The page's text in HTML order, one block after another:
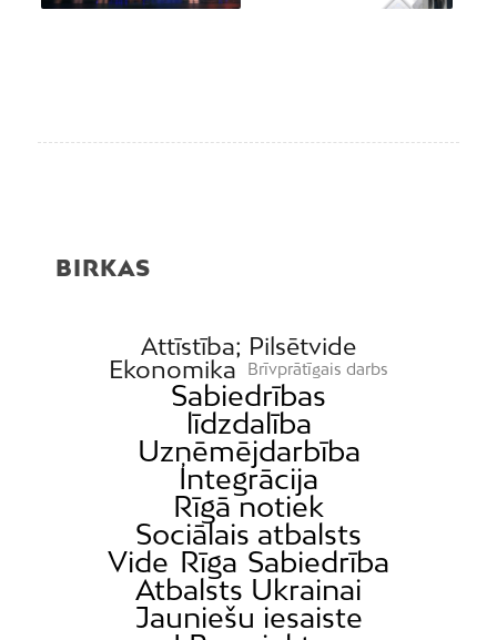
BIRKAS
Attīstība; Pilsētvide
Ekonomika
Brīvprātīgais darbs
Sabiedrības
līdzdalība
Uzņēmējdarbība
Integrācija
Rīgā notiek
Sociālais atbalsts
Vide Rīga Sabiedrība
Atbalsts Ukrainai
Jauniešu iesaiste